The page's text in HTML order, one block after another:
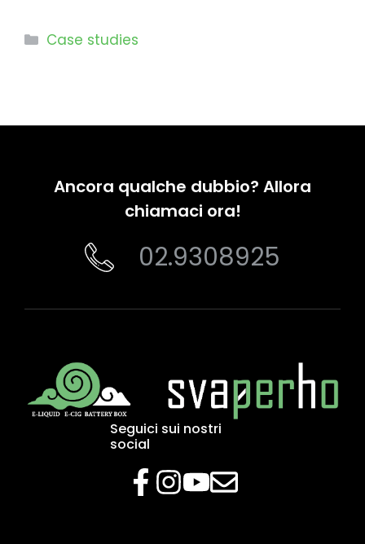
Categorie
Case studies
Ancora qualche dubbio? Allora
chiamaci ora!
02.9308925
Seguici sui nostri
social